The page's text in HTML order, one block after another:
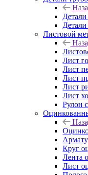
Листовой
Лист
Лист
Лист
Лист
Лист
Рулон
Круг
Лента
Лист